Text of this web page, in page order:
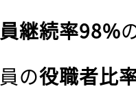
継続率98%
の役職者比